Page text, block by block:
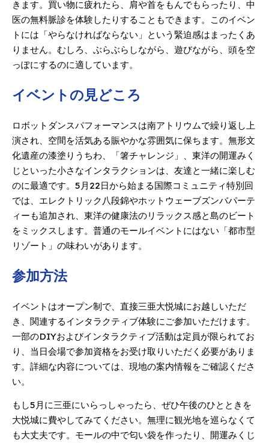
きます。買い物に疲れたら、肩や首をもんでもらったり、中
医の無料脈診を体験したりすることもできます。このイベン
トには「やらなければならない」という緊迫感はまったくあ
りません。むしろ、ぶらぶらしながら、遊びながら、頭を空
っぽにするのに適しています。
イベントの見どころ
ロボットダンスパフォーマンスは南アトリウムで繰り返し上
演され、空間を活気ある賑やかな雰囲気に保ちます。無形文
化遺産の漆塗りうちわ、「箸チャレンジ」、東洋の開運みく
じといった小さなインタラクションは、友達と一緒に楽しむ
のに最適です。5月22日から始まる国際コミュニティ特別回
では、エレクトリック八段錦やホットウェーブズンバパーテ
ィーも追加され、東洋の健康法のリラックス感と島のビート
をミックスします。普通のモールイベントにはない「都市型
リゾート」の味わいがあります。
参加方法
イベントはオープン制で、直接三亜大悦城にお越しいただ
き、関連するインタラクティブ体験にご参加いただけます。
一部のDIYおよびインタラクティブ活動は定員が限られてお
り、当日会場で参加資格をお受け取りいただく必要がありま
す。詳細な内容については、現地の案内情報をご確認くださ
い。
もし5月に三亜にいらっしゃったら、ぜひ午後のひとときを
大悦城に費やしてみてください。無理に観光地を巡らなくて
も大丈夫です。モールの中で匂い袋を作ったり、開運みくじ